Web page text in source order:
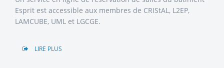
Esprit est accessible aux membres de CRIStAL, L2EP,
LAMCUBE, UML et LGCGE.
LIRE PLUS